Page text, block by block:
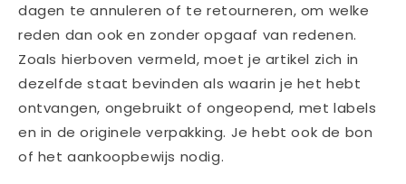
dagen te annuleren of te retourneren, om welke
reden dan ook en zonder opgaaf van redenen.
Zoals hierboven vermeld, moet je artikel zich in
dezelfde staat bevinden als waarin je het hebt
ontvangen, ongebruikt of ongeopend, met labels
en in de originele verpakking. Je hebt ook de bon
of het aankoopbewijs nodig.